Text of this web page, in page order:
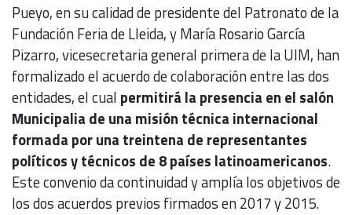
Pueyo, en su calidad de presidente del Patronato de la
Fundación Feria de Lleida, y María Rosario García
Pizarro, vicesecretaria general primera de la UIM, han
formalizado el acuerdo de colaboración entre las dos
entidades, el cual permitirá la presencia en el salón
Municipalia de una misión técnica internacional
formada por una treintena de representantes
políticos y técnicos de 8 países latinoamericanos.
Este convenio da continuidad y amplía los objetivos de
los dos acuerdos previos firmados en 2017 y 2015.